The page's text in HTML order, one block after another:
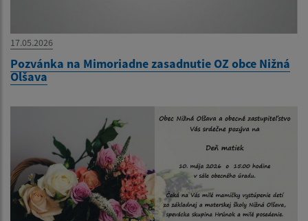
17.05.2026
Pozvánka na Mimoriadne zasadnutie OZ obce Nižná
Olšava